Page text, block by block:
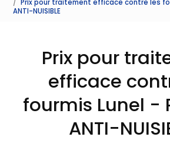
Prix pour traitement efficace contre les
ANTI-NUISIBLE
Prix pour
efficace
fourmis Lunel -
ANTI-